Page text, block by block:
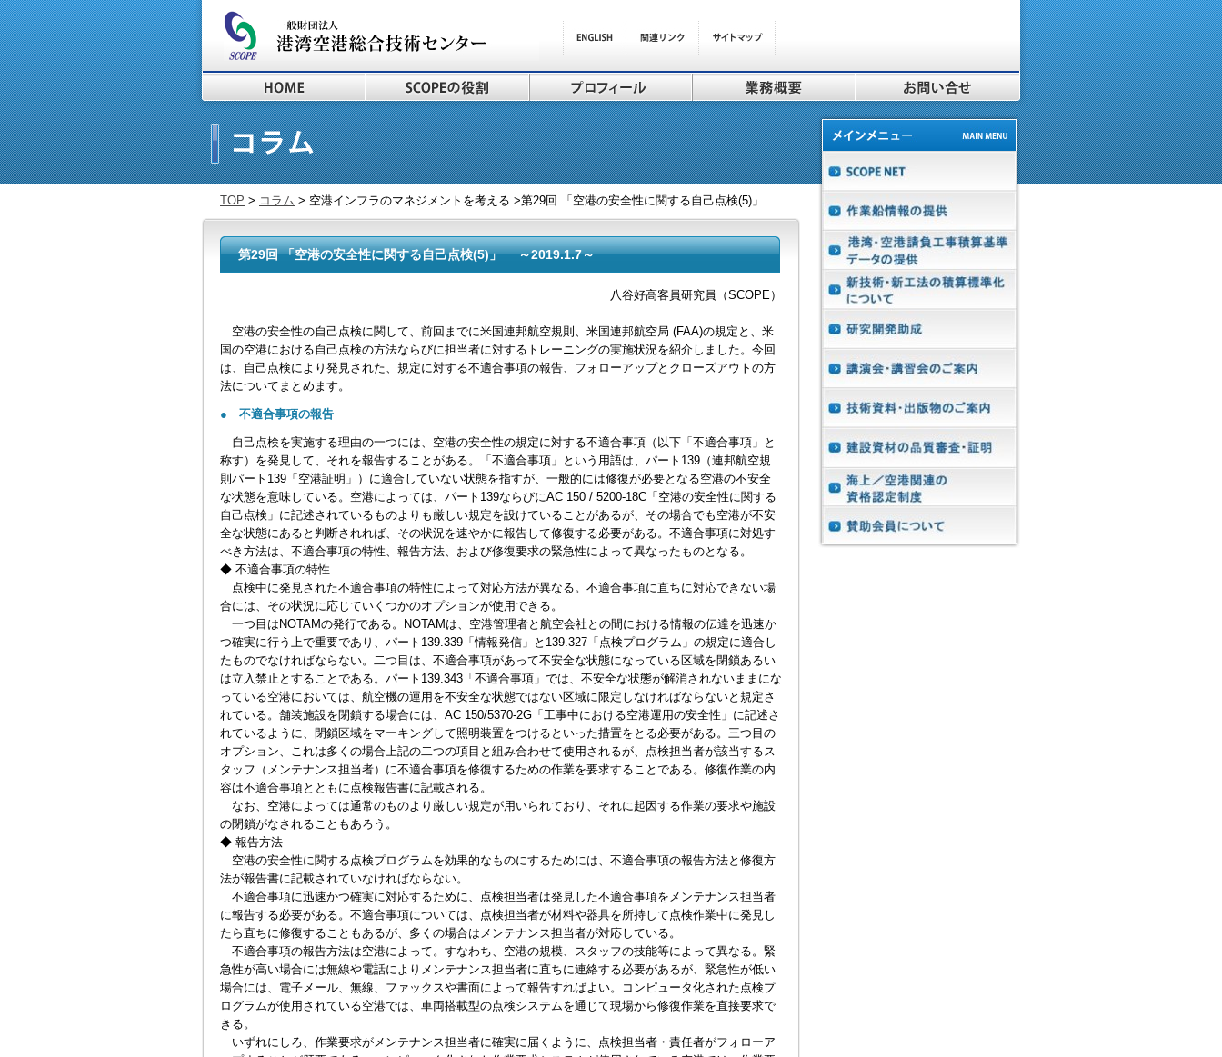
TOP > コラム > 空港インフラのマネジメントを考える >第29回 「空港の安全性に関する自己点検(5)」
第29回 「空港の安全性に関する自己点検(5)」 ～2019.1.7～
八谷好高客員研究員（SCOPE）
空港の安全性の自己点検に関して、前回までに米国連邦航空規則、米国連邦航空局 (FAA)の規定と、米
国の空港における自己点検の方法ならびに担当者に対するトレーニングの実施状況を紹介しました。今回
は、自己点検により発見された、規定に対する不適合事項の報告、フォローアップとクローズアウトの方
法についてまとめます。
● 不適合事項の報告
自己点検を実施する理由の一つには、空港の安全性の規定に対する不適合事項（以下「不適合事項」と
称す）を発見して、それを報告することがある。「不適合事項」という用語は、パート139（連邦航空規
則パート139「空港証明」）に適合していない状態を指すが、一般的には修復が必要となる空港の不安全
な状態を意味している。空港によっては、パート139ならびにAC 150 / 5200-18C「空港の安全性に関する
自己点検」に記述されているものよりも厳しい規定を設けていることがあるが、その場合でも空港が不安
全な状態にあると判断されれば、その状況を速やかに報告して修復する必要がある。不適合事項に対処す
べき方法は、不適合事項の特性、報告方法、および修復要求の緊急性によって異なったものとなる。
◆ 不適合事項の特性
点検中に発見された不適合事項の特性によって対応方法が異なる。不適合事項に直ちに対応できない場
合には、その状況に応じていくつかのオプションが使用できる。
一つ目はNOTAMの発行である。NOTAMは、空港管理者と航空会社との間における情報の伝達を迅速か
つ確実に行う上で重要であり、パート139.339「情報発信」と139.327「点検プログラム」の規定に適合し
たものでなければならない。二つ目は、不適合事項があって不安全な状態になっている区域を閉鎖あるい
は立入禁止とすることである。パート139.343「不適合事項」では、不安全な状態が解消されないままにな
っている空港においては、航空機の運用を不安全な状態ではない区域に限定しなければならないと規定さ
れている。舗装施設を閉鎖する場合には、AC 150/5370-2G「工事中における空港運用の安全性」に記述さ
れているように、閉鎖区域をマーキングして照明装置をつけるといった措置をとる必要がある。三つ目の
オプション、これは多くの場合上記の二つの項目と組み合わせて使用されるが、点検担当者が該当するス
タッフ（メンテナンス担当者）に不適合事項を修復するための作業を要求することである。修復作業の内
容は不適合事項とともに点検報告書に記載される。
なお、空港によっては通常のものより厳しい規定が用いられており、それに起因する作業の要求や施設
の閉鎖がなされることもあろう。
◆ 報告方法
空港の安全性に関する点検プログラムを効果的なものにするためには、不適合事項の報告方法と修復方
法が報告書に記載されていなければならない。
不適合事項に迅速かつ確実に対応するために、点検担当者は発見した不適合事項をメンテナンス担当者
に報告する必要がある。不適合事項については、点検担当者が材料や器具を所持して点検作業中に発見し
たら直ちに修復することもあるが、多くの場合はメンテナンス担当者が対応している。
不適合事項の報告方法は空港によって。すなわち、空港の規模、スタッフの技能等によって異なる。緊
急性が高い場合には無線や電話によりメンテナンス担当者に直ちに連絡する必要があるが、緊急性が低い
場合には、電子メール、無線、ファックスや書面によって報告すればよい。コンピュータ化された点検プ
ログラムが使用されている空港では、車両搭載型の点検システムを通じて現場から修復作業を直接要求で
きる。
いずれにしろ、作業要求がメンテナンス担当者に確実に届くように、点検担当者・責任者がフォローア